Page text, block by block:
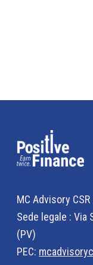
MC Advisory
Sede legale : Via
(PV)
PEC: